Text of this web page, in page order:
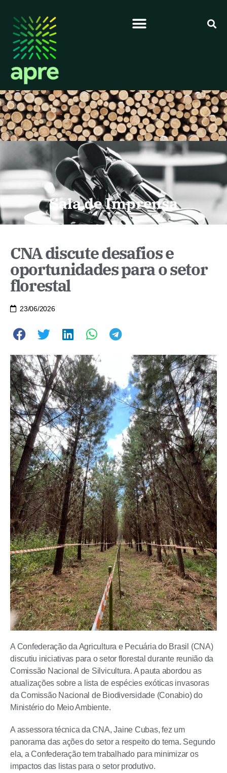
Sala de Imprensa
CNA discute desafios e
oportunidades para o setor
florestal
23/06/2026
A Confederação da Agricultura e Pecuária do Brasil (CNA)
discutiu iniciativas para o setor florestal durante reunião da
Comissão Nacional de Silvicultura. A pauta abordou as
atualizações sobre a lista de espécies exóticas invasoras
da Comissão Nacional de Biodiversidade (Conabio) do
Ministério do Meio Ambiente.
A assessora técnica da CNA, Jaine Cubas, fez um
panorama das ações do setor a respeito do tema. Segundo
ela, a Confederação tem trabalhado para minimizar os
impactos das listas para o setor produtivo.